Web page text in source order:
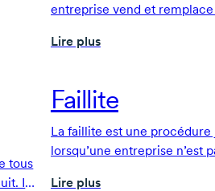
entreprise vend et remplace
Lire plus
tous
Il
Faillite
La faillite est une
lorsqu’une entreprise n’est
Lire plus